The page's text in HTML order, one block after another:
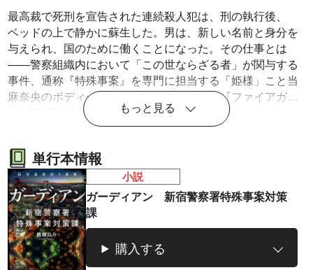
ラノベ
魔法少女育成計
画
2026年秋、TVアニメ
『魔法少女育成計画
restart』放送決定！
愛蔵版 花ぶらん
こゆれて
紙で復刊！
世界でも鍵屋さ
タジー、最終第10巻
売中
最高裁で死刑を宣告された連続殺人犯は、刑の執行後、
ベッドの上で静かに蘇生した。男は、新しい名前と身分を
与えられ、国のために働くことになった。その仕事とは
――警察組織内において「この世ならざる者」が関与する
事件、通称『特殊事案』を専門に担当する「姫様」こと当
麻奈央のボディーガードだった！ 続編は『ファイアガー
ド 新宿警察署特殊事案対策課』。
もっと見る
単行本情報
小説
ガーディアン 新宿警察署特殊事案対策
課
購入する